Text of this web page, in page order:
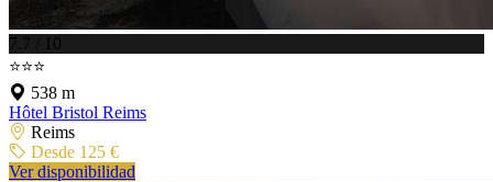
7.7 / 10
⭐⭐⭐
538 m
Hôtel Bristol Reims
Reims
Desde 125 €
Ver disponibilidad